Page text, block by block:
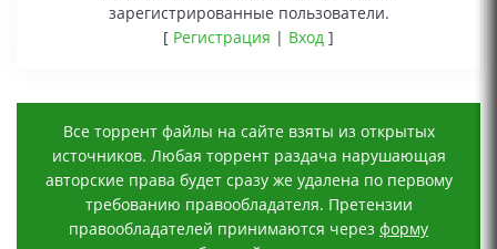
зарегистрированные пользователи.
[ Регистрация | Вход ]
Все торрент файлы на сайте взяты из открытых
источников. Любая торрент раздача нарушающая
авторские права будет сразу же удалена по первому
требованию правообладателя. Претензии
правообладателей принимаются через форму